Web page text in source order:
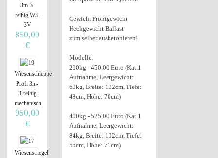
Gewicht Frontgewicht
Heckgewicht Ballast
zum selber ausbetonieren!
Modelle:
200kg - 450,00 Euro (Kat.1
Aufnahme, Leergewicht:
60kg, Breite: 102cm, Tiefe:
48cm, Höhe: 70cm)
400kg - 525,00 Euro (Kat.1
Aufnahme, Leergewicht:
84kg, Breite: 102cm, Tiefe:
55cm, Höhe: 71cm)
3m-3-
reihig W3-
3V
850,00
€
Wiesenschleppe
Profi 3m-
3-reihig
mechanisch
950,00
€
Wiesenstriegel